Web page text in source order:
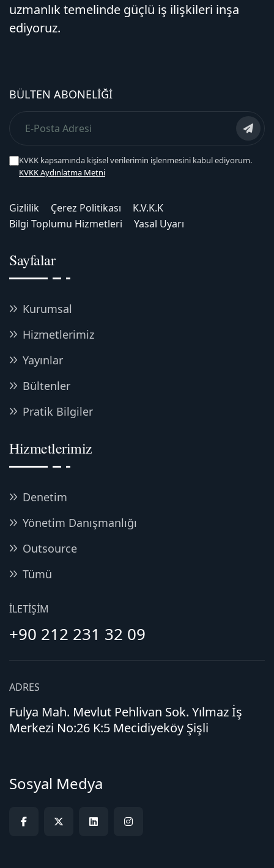
uzmanlık temelinde güçlü iş ilişkileri inşa
ediyoruz.
BÜLTEN ABONELIĞI
KVKK kapsamında kişisel verilerimin işlenmesini kabul ediyorum.
KVKK Aydınlatma Metni
Gizlilik Çerez Politikası
K.V.K.K
Bilgi Toplumu Hizmetleri
Yasal Uyarı
Sayfalar
Kurumsal
Hizmetlerimiz
Yayınlar
Bültenler
Pratik Bilgiler
Hizmetlerimiz
Denetim
Yönetim Danışmanlığı
Outsource
Tümü
İLETIŞIM
+90 212 231 32 09
ADRES
Fulya Mah. Mevlut Pehlivan Sok. Yılmaz İş
Merkezi No:26 K:5 Mecidiyeköy Şişli
Sosyal Medya